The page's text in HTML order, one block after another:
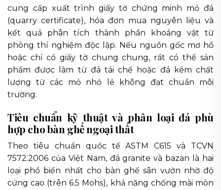
cung cấp xuất trình giấy tờ chứng minh mỏ đá
(quarry certificate), hóa đơn mua nguyên liệu và
kết quả phân tích thành phần khoáng vật từ
phòng thí nghiệm độc lập. Nếu nguồn gốc mơ hồ
hoặc chỉ có giấy tờ chung chung, rất có thể sản
phẩm được làm từ đá tái chế hoặc đá kém chất
lượng từ các mỏ nhỏ lẻ không đạt chuẩn môi
trường.
Tiêu chuẩn kỹ thuật và phân loại đá phù
hợp cho bàn ghế ngoại thất
Theo tiêu chuẩn quốc tế ASTM C615 và TCVN
7572:2006 của Việt Nam, đá granite và bazan là hai
loại phổ biến nhất cho bàn ghế sân vườn nhờ độ
cứng cao (trên 6.5 Mohs), khả năng chống mài mòn